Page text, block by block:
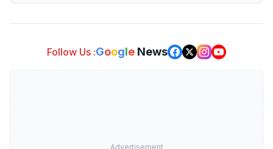
Follow Us :Google News
Advertisement